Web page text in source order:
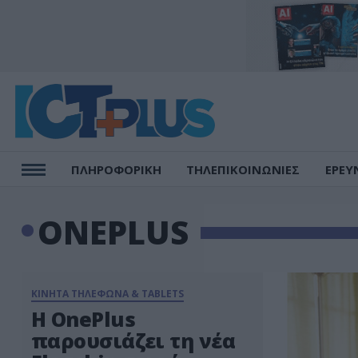
ΠΛΗΡΟΦΟΡΙΚΗ ΤΗΛΕΠΙΚΟΙΝΩΝΙΕΣ
ONEPLUS
ΚΙΝΗΤΑ ΤΗΛΕΦΩΝΑ & TABLETS
Η OnePlus
παρουσιάζει τη νέα